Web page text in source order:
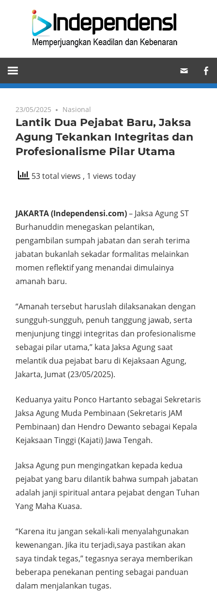
Memperjuangkan
Keadilan
dan
23/05/2025 Nasional
Lantik Dua Pejabat Baru, Jaksa
Agung Tekankan Integritas dan
Profesionalisme Pilar Utama
53 total views , 1 views today
JAKARTA (Independensi.com)– Jaksa Agung ST
Burhanuddin menegaskan pelantikan,
pengambilan sumpah jabatan dan serah terima
jabatan bukanlah sekadar formalitas melainkan
momen reflektif yang menandai dimulainya
amanah baru.
“Amanah tersebut haruslah dilaksanakan dengan
sungguh-sungguh, penuh tanggung jawab, serta
menjunjung tinggi integritas dan profesionalisme
sebagai pilar utama,” kata Jaksa Agung saat
melantik dua pejabat baru di Kejaksaan Agung,
Jakarta, Jumat (23/05/2025).
Keduanya yaitu Ponco Hartanto sebagai Sekretaris
Jaksa Agung Muda Pembinaan (Sekretaris JAM
Pembinaan) dan Hendro Dewanto sebagai Kepala
Kejaksaan Tinggi (Kajati) Jawa Tengah.
Jaksa Agung pun mengingatkan kepada kedua
pejabat yang baru dilantik bahwa sumpah jabatan
adalah janji spiritual antara pejabat dengan Tuhan
Yang Maha Kuasa.
“Karena itu jangan sekali-kali menyalahgunakan
kewenangan. Jika itu terjadi,saya pastikan akan
saya tindak tegas,” tegasnya seraya memberikan
beberapa penekanan penting sebagai panduan
dalam menjalankan tugas.